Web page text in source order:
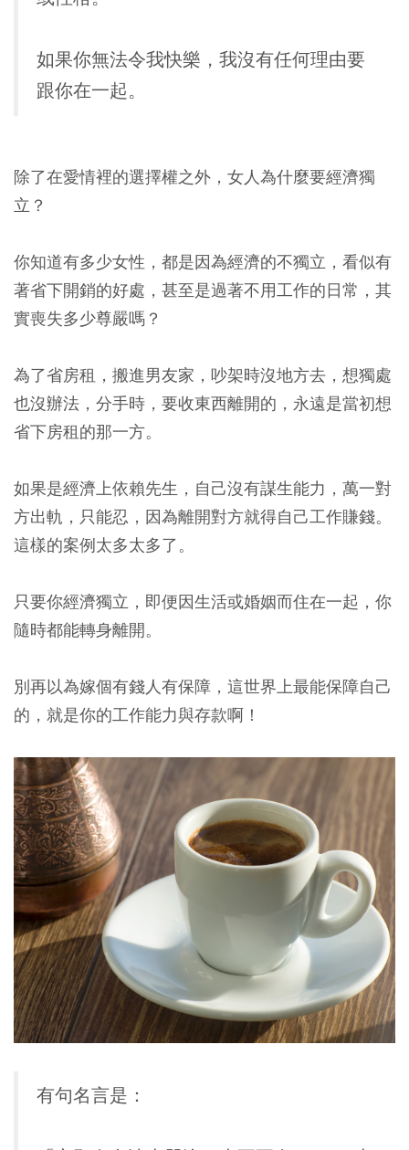
如果你無法令我快樂，我沒有任何理由要
跟你在一起。
除了在愛情裡的選擇權之外，女人為什麼要經濟獨
立？
你知道有多少女性，都是因為經濟的不獨立，看似有
著省下開銷的好處，甚至是過著不用工作的日常，其
實喪失多少尊嚴嗎？
為了省房租，搬進男友家，吵架時沒地方去，想獨處
也沒辦法，分手時，要收東西離開的，永遠是當初想
省下房租的那一方。
如果是經濟上依賴先生，自己沒有謀生能力，萬一對
方出軌，只能忍，因為離開對方就得自己工作賺錢。
這樣的案例太多太多了。
只要你經濟獨立，即便因生活或婚姻而住在一起，你
隨時都能轉身離開。
別再以為嫁個有錢人有保障，這世界上最能保障自己
的，就是你的工作能力與存款啊！
有句名言是：